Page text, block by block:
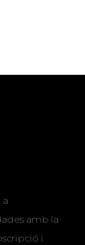
a
amb la
i